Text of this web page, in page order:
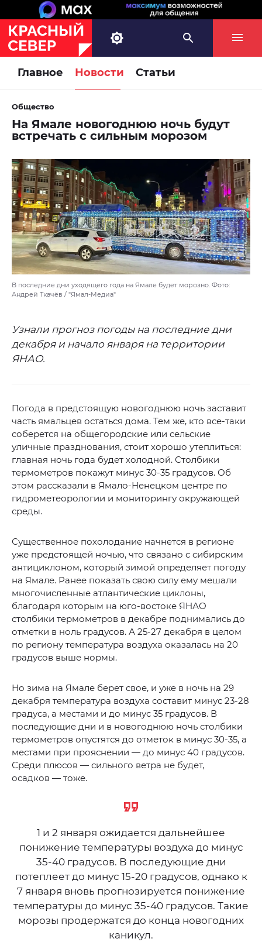
Главное Новости Статьи
Общество
На Ямале новогоднюю ночь будут
встречать с сильным морозом
В последние дни уходящего года на Ямале будет морозно. Фото:
Андрей Ткачёв / "Ямал-Медиа"
Узнали прогноз погоды на последние дни
декабря и начало января на территории
ЯНАО.
Погода в предстоящую новогоднюю ночь заставит
часть ямальцев остаться дома. Тем же, кто все-таки
соберется на общегородские или сельские
уличные празднования, стоит хорошо утеплиться:
главная ночь года будет холодной. Столбики
термометров покажут минус 30-35 градусов. Об
этом рассказали в Ямало-Ненецком центре по
гидрометеорологии и мониторингу окружающей
среды.
Существенное похолодание начнется в регионе
уже предстоящей ночью, что связано с сибирским
антициклоном, который зимой определяет погоду
на Ямале. Ранее показать свою силу ему мешали
многочисленные атлантические циклоны,
благодаря которым на юго-востоке ЯНАО
столбики термометров в декабре поднимались до
отметки в ноль градусов. А 25-27 декабря в целом
по региону температура воздуха оказалась на 20
градусов выше нормы.
Но зима на Ямале берет свое, и уже в ночь на 29
декабря температура воздуха составит минус 23-28
градуса, а местами и до минус 35 градусов. В
последующие дни и в новогоднюю ночь столбики
термометров опустятся до отметок в минус 30-35, а
местами при прояснении — до минус 40 градусов.
Среди плюсов — сильного ветра не будет,
осадков — тоже.
1 и 2 января ожидается дальнейшее
понижение температуры воздуха до минус
35-40 градусов. В последующие дни
потеплеет до минус 15-20 градусов, однако к
7 января вновь прогнозируется понижение
температуры до минус 35-40 градусов. Такие
морозы продержатся до конца новогодних
каникул.